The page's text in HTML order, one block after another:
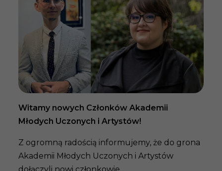
Witamy nowych Członków Akademii
Młodych Uczonych i Artystów!
Z ogromną radością informujemy, że do grona
Akademii Młodych Uczonych i Artystów
dołączyli nowi członkowie...